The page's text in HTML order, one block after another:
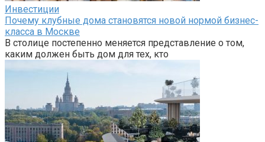
Инвестиции
Почему клубные дома становятся новой нормой бизнес-
класса в Москве
В столице постепенно меняется представление о том,
каким должен быть дом для тех, кто